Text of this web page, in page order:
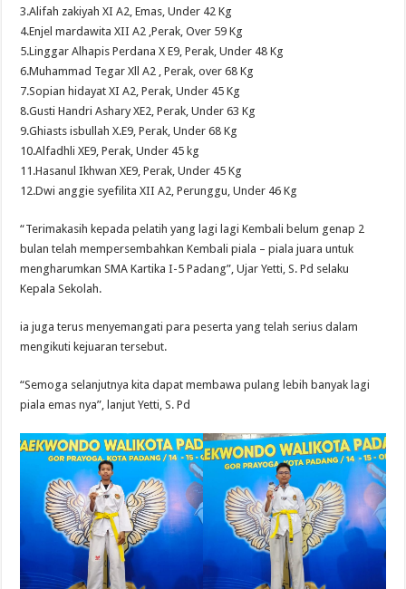
3.Alifah zakiyah XI A2, Emas, Under 42 Kg
4.Enjel mardawita XII A2 ,Perak, Over 59 Kg
5.Linggar Alhapis Perdana X E9, Perak, Under 48 Kg
6.Muhammad Tegar Xll A2 , Perak, over 68 Kg
7.Sopian hidayat XI A2, Perak, Under 45 Kg
8.Gusti Handri Ashary XE2, Perak, Under 63 Kg
9.Ghiasts isbullah X.E9, Perak, Under 68 Kg
10.Alfadhli XE9, Perak, Under 45 kg
11.Hasanul Ikhwan XE9, Perak, Under 45 Kg
12.Dwi anggie syefilita XII A2, Perunggu, Under 46 Kg
“Terimakasih kepada pelatih yang lagi lagi Kembali belum genap 2
bulan telah mempersembahkan Kembali piala – piala juara untuk
mengharumkan SMA Kartika I-5 Padang”, Ujar Yetti, S. Pd selaku
Kepala Sekolah.
ia juga terus menyemangati para peserta yang telah serius dalam
mengikuti kejuaran tersebut.
“Semoga selanjutnya kita dapat membawa pulang lebih banyak lagi
piala emas nya”, lanjut Yetti, S. Pd